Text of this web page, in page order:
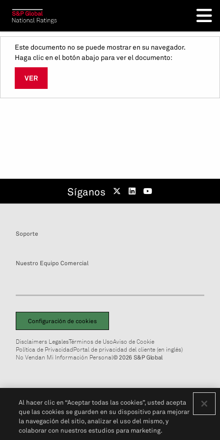
Este documento no se puede mostrar en su navegador.
Haga clic en el botón abajo para ver el documento:
VER
Síganos
Soporte
Nuestro Equipo Comercial
Configuración de cookies
Disclaimers LegalesTérminos de UsoAviso de Cookie
Política de PrivacidadPortal de privacidad del cliente (en inglés)
No Vendan Mi Información Personal© 2026 S&P Global
Al hacer clic en “Aceptar todas las cookies”, usted acepta
que las cookies se guarden en su dispositivo para mejorar
la navegación del sitio, analizar el uso del mismo, y
colaborar con nuestros estudios para marketing.